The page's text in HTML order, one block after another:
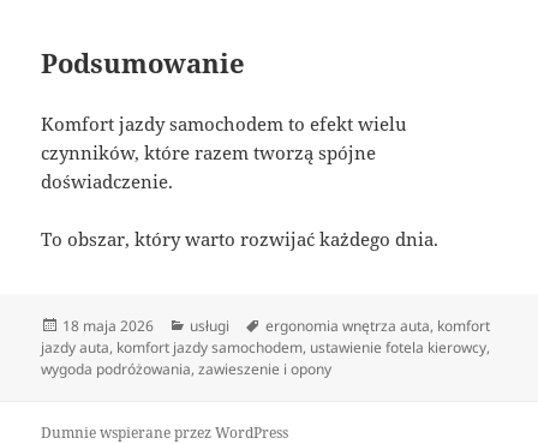
Podsumowanie
Komfort jazdy samochodem to efekt wielu
czynników, które razem tworzą spójne
doświadczenie.
To obszar, który warto rozwijać każdego dnia.
Data
publikacji
18 maja 2026 Kategorie
usługi Tagi
ergonomia wnętrza auta, komfort
jazdy auta, komfort jazdy samochodem, ustawienie fotela kierowcy,
wygoda podróżowania,zawieszenie i opony
Dumnie wspierane przez WordPress